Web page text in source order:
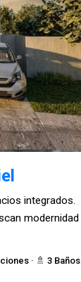
· 🚿 3 Baños
integrados.
modernidad